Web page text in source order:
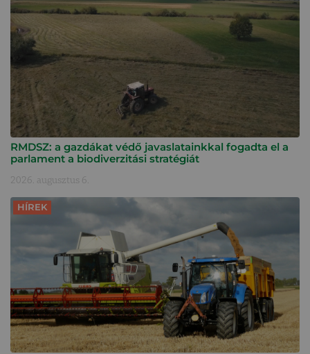
RMDSZ: a gazdákat védő javaslatainkkal fogadta el a
parlament a biodiverzitási stratégiát
2026. augusztus 6.
HÍREK